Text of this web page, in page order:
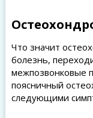
Что значит
болезнь,
межпозвонковые
поясничный
следующими